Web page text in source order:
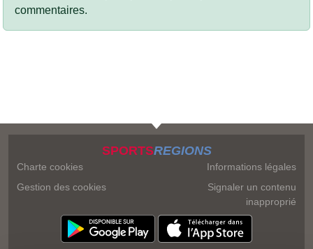
commentaires.
SPORTSREGIONS
Charte cookies
Gestion des cookies
Informations légales
Signaler un contenu
inapproprié